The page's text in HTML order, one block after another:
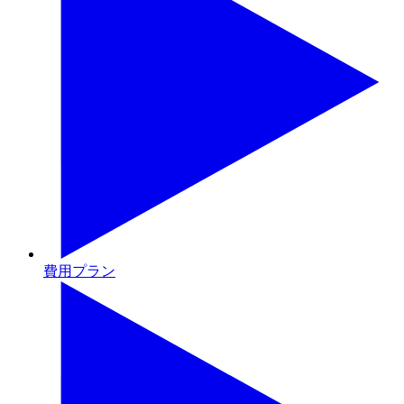
費用プラン